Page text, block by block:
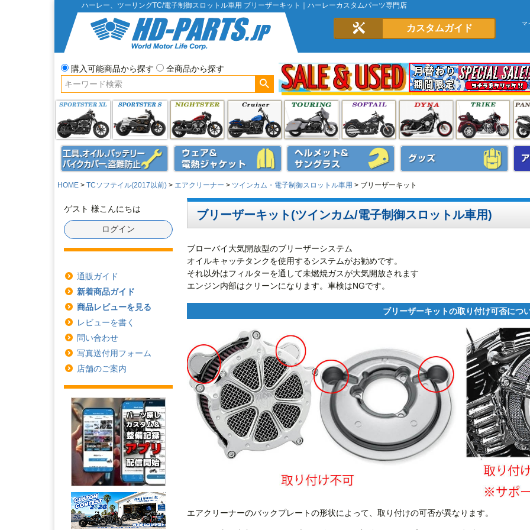
ハーレー、ツーリングTC/電子制御スロットル車用 ブリーザーキット｜ハーレーカスタムパーツ専門店
カスタムガイド マ
購入可能商品から探す 全商品から探す
HOME TCソフテイル(2017以前) エアクリーナー ツインカム・電子制御スロットル車用 ブリーザーキット
ゲスト 様こんにちは
ログイン
通販ガイド
新着商品ガイド
商品レビューを見る
レビューを書く
問い合わせ
写真送付用フォーム
店舗のご案内
ブリーザーキット(ツインカム/電子制御スロットル車用)
ブローバイ大気開放型のブリーザーシステム
オイルキャッチタンクを使用するシステムがお勧めです。
それ以外はフィルターを通して未燃焼ガスが大気開放されます
エンジン内部はクリーンになります。車検はNGです。
ブリーザーキットの取り付け可否につ
エアクリーナーのバックプレートの形状によって、取り付けの可否が異なります。